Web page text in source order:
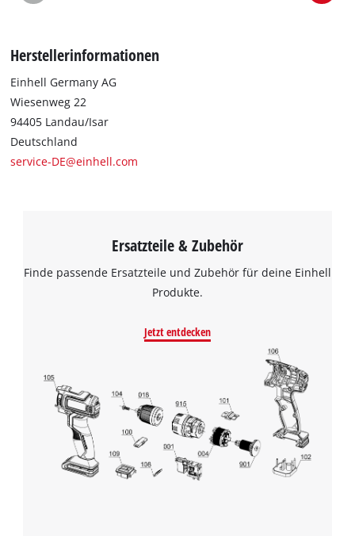
Herstellerinformationen
Einhell Germany AG
Wiesenweg 22
94405 Landau/Isar
Deutschland
service-DE@einhell.com
Ersatzteile & Zubehör
Finde passende Ersatzteile und Zubehör für deine Einhell
Produkte.
Jetzt entdecken